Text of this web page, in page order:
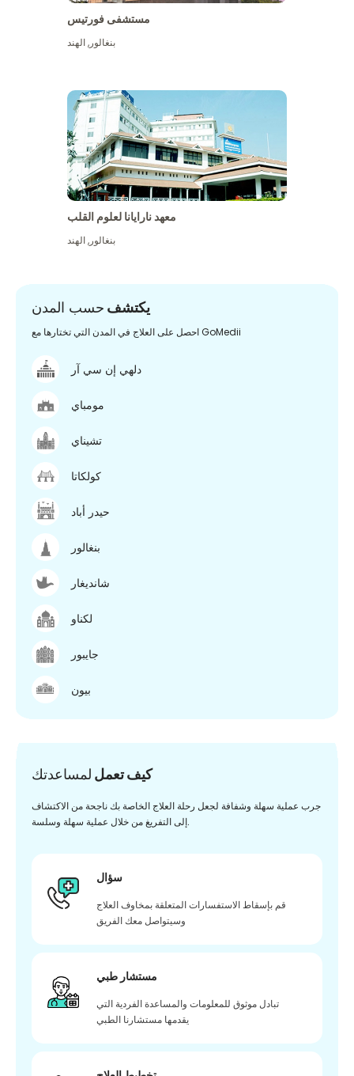
مستشفى فورتيس
بنغالور,الهند
معهد نارايانا لعلوم القلب
بنغالور,الهند
يكتشف حسب المدن
احصل على العلاج في المدن التي تختارها مع GoMedii
دلهي إن سي آر
مومباي
تشيناي
كولكاتا
حيدر أباد
بنغالور
شانديغار
لكناو
جايبور
بيون
كيف تعمل لمساعدتك
جرب عملية سهلة وشفافة لجعل رحلة العلاج الخاصة بك ناجحة من الاكتشاف
إلى التفريغ من خلال عملية سهلة وسلسة.
سؤال
قم بإسقاط الاستفسارات المتعلقة بمخاوف العلاج
وسيتواصل معك الفريق
مستشار طبي
تبادل موثوق للمعلومات والمساعدة الفردية التي
يقدمها مستشارنا الطبي